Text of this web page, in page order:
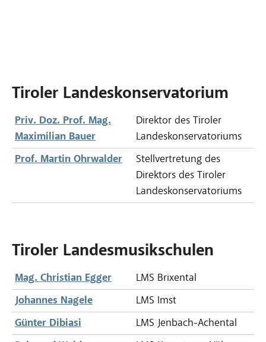
Tiroler Landeskonservatorium
Priv. Doz. Prof. Mag.
Maximilian Bauer
Direktor des Tiroler
Landeskonservatoriums
Prof. Martin Ohrwalder
Stellvertretung des
Direktors des Tiroler
Landeskonservatoriums
Tiroler Landesmusikschulen
Mag. Christian Egger
LMS Brixental
Johannes Nagele
LMS Imst
Günter Dibiasi
LMS Jenbach-Achental